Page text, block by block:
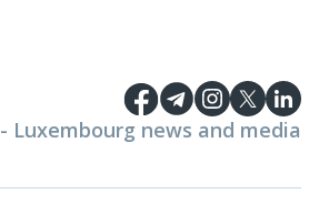
Luxembourg news and media